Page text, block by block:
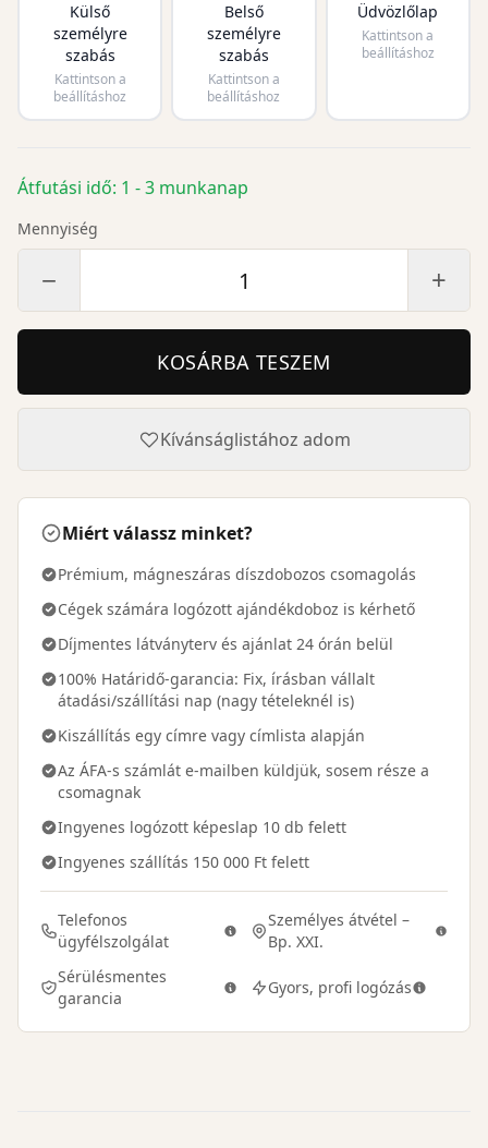
Külső
személyre
szabás
Kattintson a
beállításhoz
Belső
személyre
szabás
Kattintson a
beállításhoz
Üdvözlőlap
Kattintson a
beállításhoz
Átfutási idő: 1 - 3 munkanap
Mennyiség
− +
KOSÁRBA TESZEM
Kívánságlistához adom
Miért válassz minket?
Prémium, mágneszáras díszdobozos csomagolás
Cégek számára logózott ajándékdoboz is kérhető
Díjmentes látványterv és ajánlat 24 órán belül
100% Határidő-garancia: Fix, írásban vállalt
átadási/szállítási nap (nagy tételeknél is)
Kiszállítás egy címre vagy címlista alapján
Az ÁFA-s számlát e-mailben küldjük, sosem része a
csomagnak
Ingyenes logózott képeslap 10 db felett
Ingyenes szállítás 150 000 Ft felett
Telefonos
ügyfélszolgálat
Személyes átvétel –
Bp. XXI.
Sérülésmentes
garancia
Gyors, profi logózás